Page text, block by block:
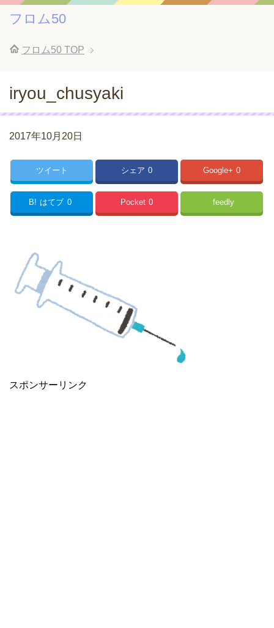
フロム50
フロム50 TOP
iryou_chusyaki
2017年10月20日
ツイート シェア 0 Google+ 0
B! はてブ 0 Pocket 0 feedly
スポンサーリンク